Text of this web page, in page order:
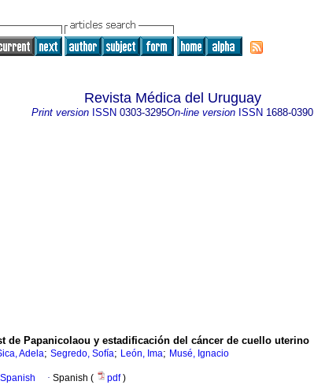
Revista Médica del Uruguay
Print version ISSN 0303-3295On-line version ISSN 1688-0390
de Papanicolaou y estadificación del cáncer de cuello uterino
Adela; Segredo, Sofía; León, Ima; Musé, Ignacio
· Spanish ( pdf)